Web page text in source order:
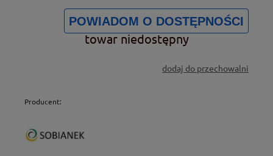
POWIADOM O DOSTĘPNOŚCI
towar niedostępny
dodaj do przechowalni
Producent: